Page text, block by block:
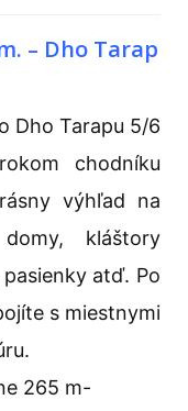
– Dho Tarap
Dho Tarapu 5/6
chodníku
výhľad na
kláštory
atď. Po
s miestnymi
265 m-